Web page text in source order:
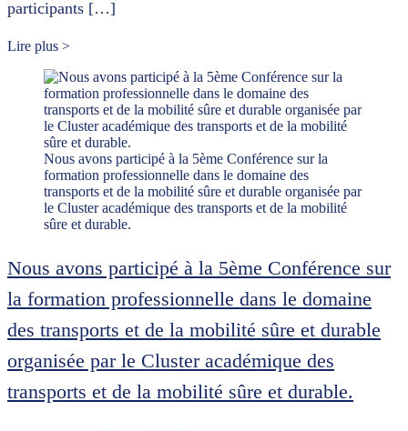
participants […]
Lire plus >
Nous avons participé à la 5ème Conférence sur la
formation professionnelle dans le domaine des
transports et de la mobilité sûre et durable organisée par
le Cluster académique des transports et de la mobilité
sûre et durable.
Nous avons participé à la 5ème Conférence sur
la formation professionnelle dans le domaine
des transports et de la mobilité sûre et durable
organisée par le Cluster académique des
transports et de la mobilité sûre et durable.